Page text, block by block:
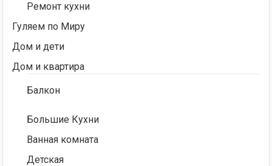
Ремонт кухни
Гуляем по Миру
Дом и дети
Дом и квартира
Балкон
Большие Кухни
Ванная комната
Детская